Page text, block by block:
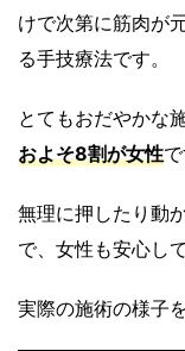
けで次第に筋肉が
る手技療法です。
とてもおだやかな
およそ8割が女性で
無理に押したり動
で、女性も安心し
実際の施術の様子